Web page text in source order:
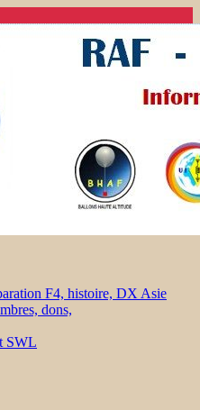
F4, histoire, DX Asie
dons,
SWL